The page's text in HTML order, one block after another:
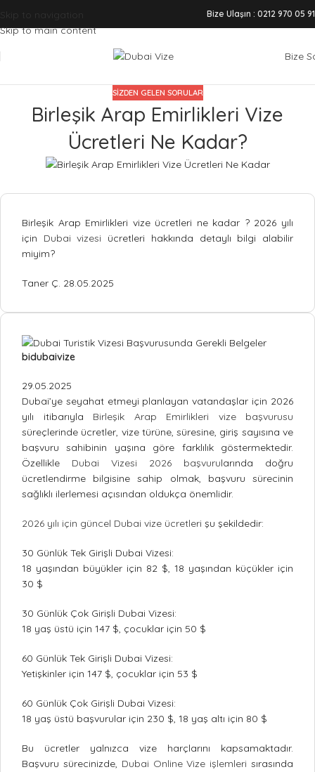
Skip to navigation
Skip to main content
Bize Ulaşın : 0212 970 05 91
Bize
SIZDEN GELEN SORULAR
Birleşik Arap Emirlikleri Vize
Ücretleri Ne Kadar?
Birleşik Arap Emirlikleri vize ücretleri ne kadar ? 2026 yılı
için Dubai vizesi ücretleri hakkında detaylı bilgi alabilir
miyim?
Taner Ç. 28.05.2025
bidubaivize
29.05.2025
Dubai’ye seyahat etmeyi planlayan vatandaşlar için 2026
yılı itibarıyla Birleşik Arap Emirlikleri vize başvurusu
süreçlerinde ücretler, vize türüne, süresine, giriş sayısına ve
başvuru sahibinin yaşına göre farklılık göstermektedir.
Özellikle Dubai Vizesi 2026 başvurularında doğru
ücretlendirme bilgisine sahip olmak, başvuru sürecinin
sağlıklı ilerlemesi açısından oldukça önemlidir.
2026 yılı için güncel Dubai vize ücretleri şu şekildedir:
30 Günlük Tek Girişli Dubai Vizesi:
18 yaşından büyükler için 82 $, 18 yaşından küçükler için
30 $
30 Günlük Çok Girişli Dubai Vizesi:
18 yaş üstü için 147 $, çocuklar için 50 $
60 Günlük Tek Girişli Dubai Vizesi:
Yetişkinler için 147 $, çocuklar için 53 $
60 Günlük Çok Girişli Dubai Vizesi:
18 yaş üstü başvurular için 230 $, 18 yaş altı için 80 $
Bu ücretler yalnızca vize harçlarını kapsamaktadır.
Başvuru sürecinizde, Dubai Online Vize işlemleri sırasında